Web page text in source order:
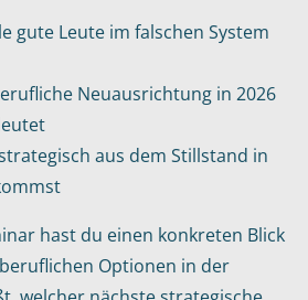
gute Leute im falschen System
Neuausrichtung in 2026
aus dem Stillstand in
hast du einen konkreten Blick
Optionen in der